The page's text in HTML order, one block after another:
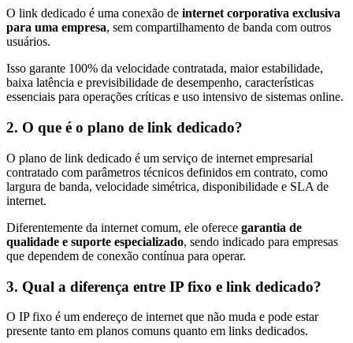
O link dedicado é uma conexão de internet corporativa exclusiva
para uma empresa, sem compartilhamento de banda com outros
usuários.
Isso garante 100% da velocidade contratada, maior estabilidade,
baixa latência e previsibilidade de desempenho, características
essenciais para operações críticas e uso intensivo de sistemas online.
2. O que é o plano de link dedicado?
O plano de link dedicado é um serviço de internet empresarial
contratado com parâmetros técnicos definidos em contrato, como
largura de banda, velocidade simétrica, disponibilidade e SLA de
internet.
Diferentemente da internet comum, ele oferece garantia de
qualidade e suporte especializado, sendo indicado para empresas
que dependem de conexão contínua para operar.
3. Qual a diferença entre IP fixo e link dedicado?
O IP fixo é um endereço de internet que não muda e pode estar
presente tanto em planos comuns quanto em links dedicados.